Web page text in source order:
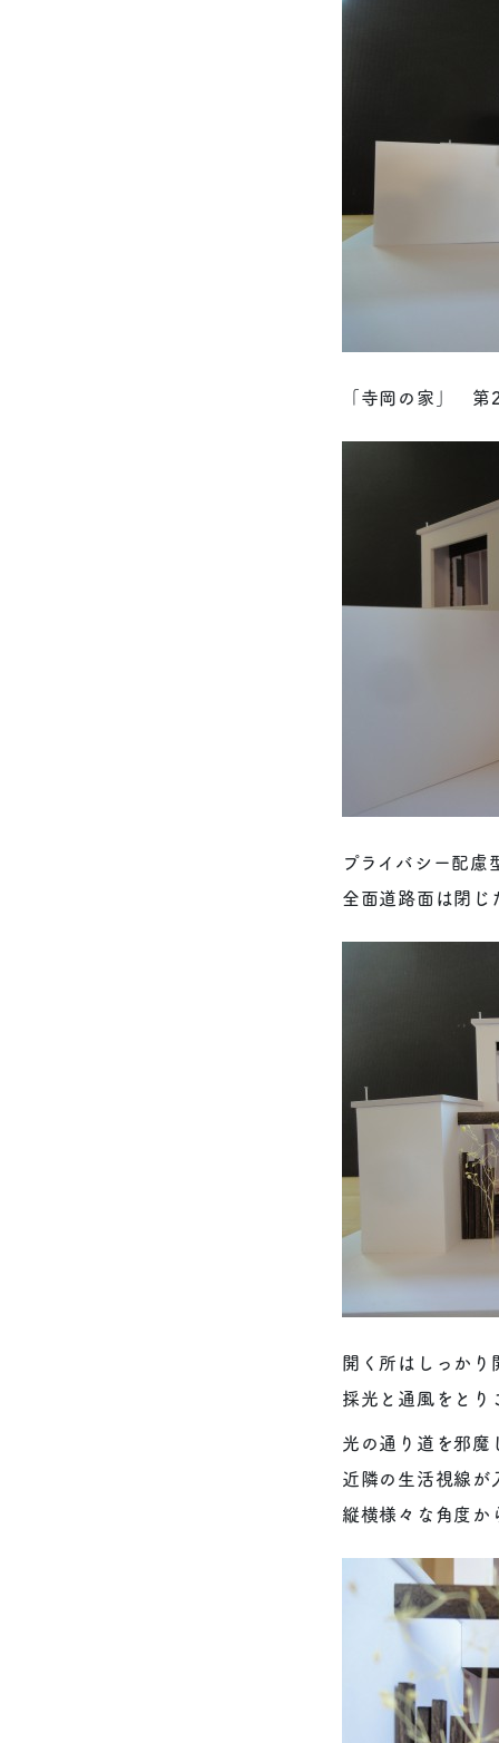
「寺岡の家」 第
プライバシー配慮
全面道路面は閉じ
開く所はしっかり
採光と通風をとり
光の通り道を邪
近隣の生活視線
縦横様々な角度か